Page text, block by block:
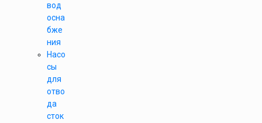
вод
осна
бже
ния
Насо
сы
для
отво
да
сток